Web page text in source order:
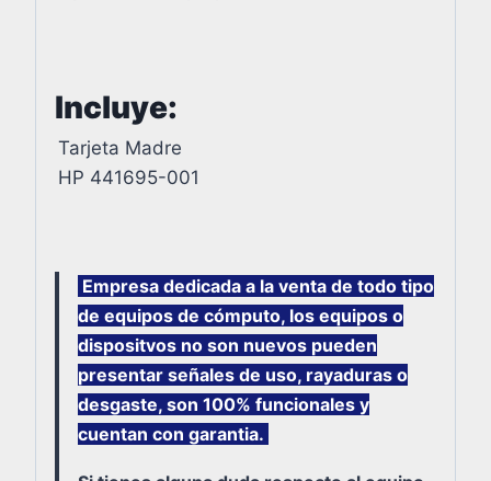
Incluye:
Tarjeta Madre
HP 441695-001
Empresa dedicada a la venta de todo tipo
de equipos de cómputo, los equipos o
dispositvos no son nuevos pueden
presentar señales de uso, rayaduras o
desgaste, son 100% funcionales y
cuentan con garantia.